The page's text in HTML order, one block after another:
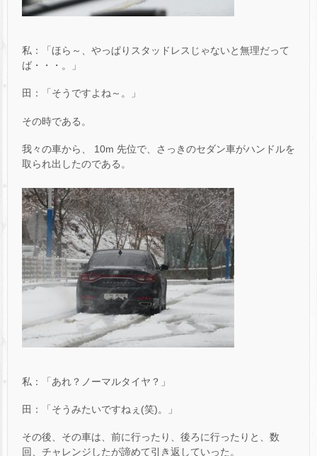
私：「ほら～、やっぱりスタッドレスじゃないと無理だって
ば・・・。」
田：「そうですよね～。」
その時である。
我々の車から、 10m 先位で、さっきのセダン車がハンドルを
取られ出したのである。
私：「あれ？ノーマルタイヤ？」
田：「そうみたいですねぇ(笑)。」
その後、その車は、前に行ったり、後ろに行ったりと、数
回、チャレンジしたが諦めて引き返していった。